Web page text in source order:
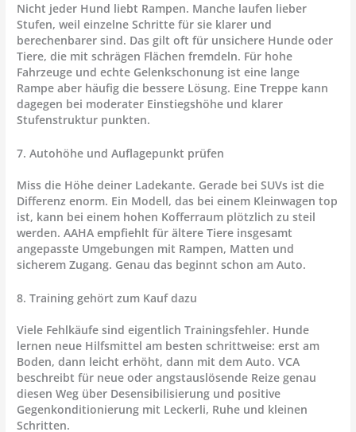
Nicht jeder Hund liebt Rampen. Manche laufen lieber
Stufen, weil einzelne Schritte für sie klarer und
berechenbarer sind. Das gilt oft für unsichere Hunde oder
Tiere, die mit schrägen Flächen fremdeln. Für hohe
Fahrzeuge und echte Gelenkschonung ist eine lange
Rampe aber häufig die bessere Lösung. Eine Treppe kann
dagegen bei moderater Einstiegshöhe und klarer
Stufenstruktur punkten.
7. Autohöhe und Auflagepunkt prüfen
Miss die Höhe deiner Ladekante. Gerade bei SUVs ist die
Differenz enorm. Ein Modell, das bei einem Kleinwagen top
ist, kann bei einem hohen Kofferraum plötzlich zu steil
werden. AAHA empfiehlt für ältere Tiere insgesamt
angepasste Umgebungen mit Rampen, Matten und
sicherem Zugang. Genau das beginnt schon am Auto.
8. Training gehört zum Kauf dazu
Viele Fehlkäufe sind eigentlich Trainingsfehler. Hunde
lernen neue Hilfsmittel am besten schrittweise: erst am
Boden, dann leicht erhöht, dann mit dem Auto. VCA
beschreibt für neue oder angstauslösende Reize genau
diesen Weg über Desensibilisierung und positive
Gegenkonditionierung mit Leckerli, Ruhe und kleinen
Schritten.